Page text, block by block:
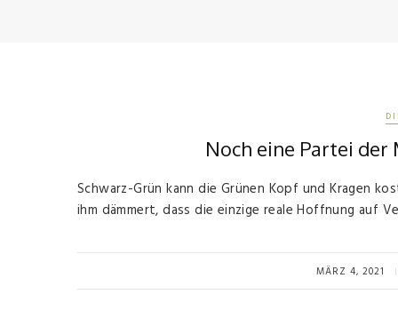
Noch eine Partei
Schwarz-Grün kann die Grünen Kopf und Kragen
ihm dämmert, dass die einzige reale Hoffnung auf
MÄRZ 4, 2021